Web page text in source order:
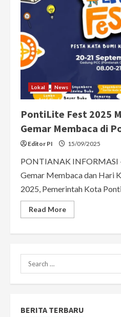
Lokal News
PontiLite Fest 2025
Gemar Membaca di
Editor PI 15/09/2025
PONTIANAK INFORMASI
Gemar Membaca dan Hari
2025, Pemerintah Kota
Read MoreRead
more
Membaca
Search
for:
BERITA TERBARU